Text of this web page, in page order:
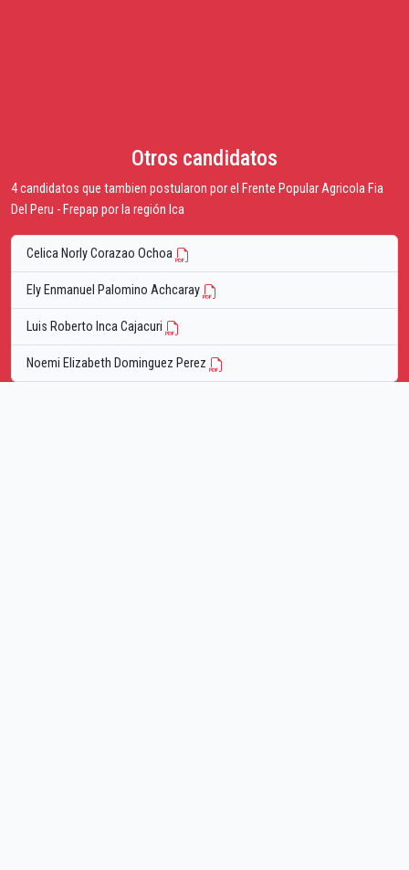
Otros candidatos
4 candidatos que tambien postularon por el Frente Popular Agricola Fia
Del Peru - Frepap por la región Ica
Celica Norly Corazao Ochoa
Ely Enmanuel Palomino Achcaray
Luis Roberto Inca Cajacuri
Noemi Elizabeth Dominguez Perez